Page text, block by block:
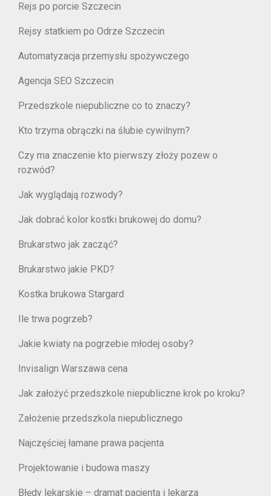
Rejs po porcie Szczecin
Rejsy statkiem po Odrze Szczecin
Automatyzacja przemysłu spożywczego
Agencja SEO Szczecin
Przedszkole niepubliczne co to znaczy?
Kto trzyma obrączki na ślubie cywilnym?
Czy ma znaczenie kto pierwszy złoży pozew o
rozwód?
Jak wyglądają rozwody?
Jak dobrać kolor kostki brukowej do domu?
Brukarstwo jak zacząć?
Brukarstwo jakie PKD?
Kostka brukowa Stargard
Ile trwa pogrzeb?
Jakie kwiaty na pogrzebie młodej osoby?
Invisalign Warszawa cena
Jak założyć przedszkole niepubliczne krok po kroku?
Założenie przedszkola niepublicznego
Najczęściej łamane prawa pacjenta
Projektowanie i budowa maszy
Błędy lekarskie – dramat pacjenta i lekarza